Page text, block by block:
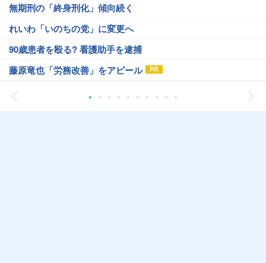
無期刑の「終身刑化」傾向続く
れいわ「いのちの党」に変更へ
90歳患者を殴る? 看護助手を逮捕
藤原竜也「労務改善」をアピール